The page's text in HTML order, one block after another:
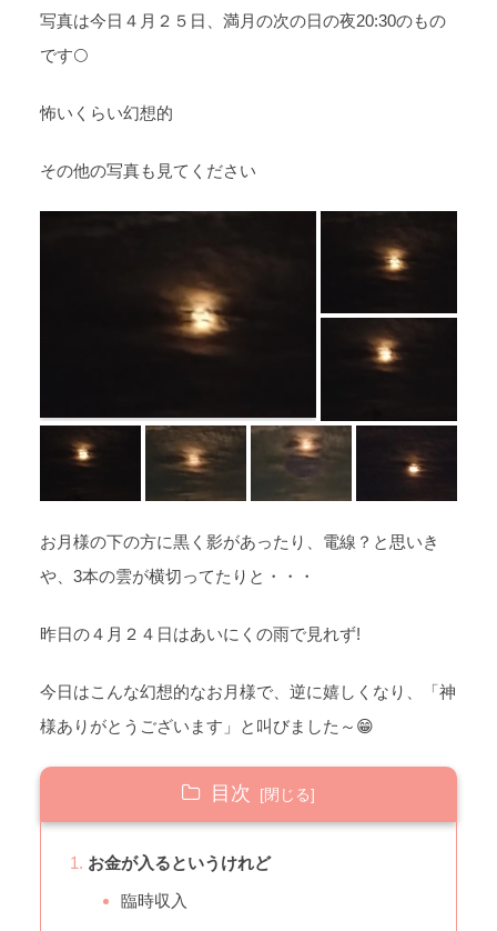
写真は今日４月２５日、満月の次の日の夜20:30のもの
です🌕
怖いくらい幻想的
その他の写真も見てください
お月様の下の方に黒く影があったり、電線？と思いき
や、3本の雲が横切ってたりと・・・
昨日の４月２４日はあいにくの雨で見れず!
今日はこんな幻想的なお月様で、逆に嬉しくなり、「神
様ありがとうございます」と叫びました～😁
目次
お金が入るというけれど
臨時収入